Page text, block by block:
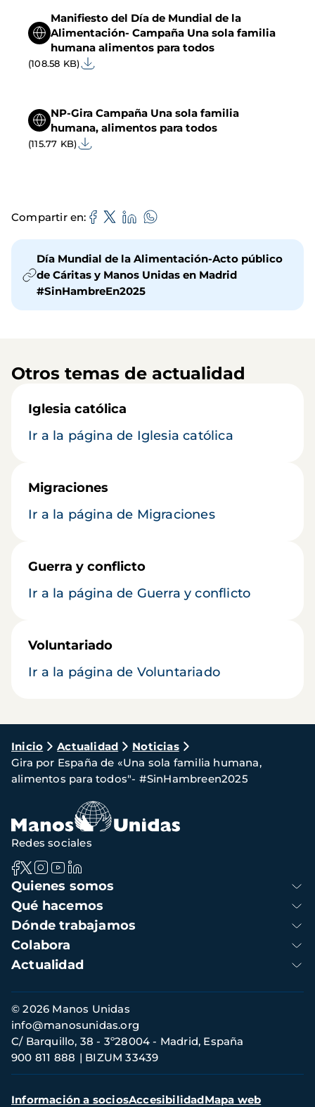
Manifiesto del Día de Mundial de la
Alimentación- Campaña Una sola familia
humana alimentos para todos
(108.58 KB)
NP-Gira Campaña Una sola familia
humana, alimentos para todos
(115.77 KB)
Compartir en
Día Mundial de la Alimentación-Acto público
de Cáritas y Manos Unidas en Madrid
#SinHambreEn2025
Otros temas de actualidad
Iglesia católica
Ir a la página de Iglesia católica
Migraciones
Ir a la página de Migraciones
Guerra y conflicto
Ir a la página de Guerra y conflicto
Voluntariado
Ir a la página de Voluntariado
Ruta
de
navegación
Inicio Actualidad
Noticias
Gira por España de «Una sola familia humana,
alimentos para todos"- #SinHambreen2025
Navegación
principal
Quienes somos
Qué hacemos
Dónde trabajamos
Colabora
Actualidad
Redes sociales
Información
de
contacto
© 2026 Manos Unidas
C/ Barquillo, 38 - 3º28004 - Madrid, España
900 811 888
BIZUM 33439
info@manosunidas.org
Menú
Información a sociosAccesibilidadMapa web